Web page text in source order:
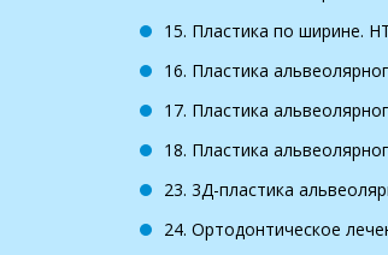
15. Пластика по ширине.
16. Пластика
17. Пластика
18. Пластика
23. 3Д-пластика
24. Ортодонтическое